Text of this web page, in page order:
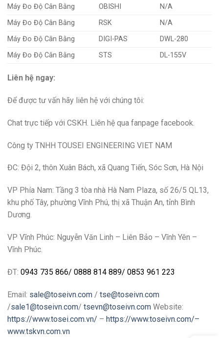
Máy Đo Độ Cân Bằng
OBISHI
N/A
Máy Đo Độ Cân Bằng
RSK
N/A
Máy Đo Độ Cân Bằng
DIGI-PAS
DWL-280
Máy Đo Độ Cân Bằng
STS DL-155V
Liên hệ ngay:
Để được tư vấn hãy liên hệ với chúng tôi:
Chat trực tiếp với CSKH. Liên hệ qua fanpage facebook.
Công ty TNHH TOUSEI ENGINEERING VIET NAM
ĐC: Đội 2, thôn Xuân Bách, xã Quang Tiến, Sóc Sơn, Hà Nội
VP Phía Nam: Tầng 3 tòa nhà Hà Nam Plaza, số 26/5 QL13,
khu phố Tây, phường Vĩnh Phú, thị xã Thuận An, tỉnh Bình
Dương.
VP Vĩnh Phúc: Nguyễn Văn Linh – Liên Bảo – Vĩnh Yên –
Vĩnh Phúc.
ĐT: 0943 735 866/ 0888 814 889/ 0853 961 223
Email: sale@toseivn.com / tse@toseivn.com
/sale1@toseivn.com/ tsevn@toseivn.com Website:
https://www.tosei.com.vn/ – https://www.toseivn.com/–
www.tskvn.com.vn